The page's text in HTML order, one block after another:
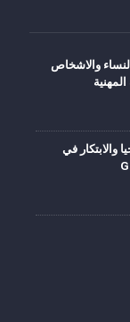
والاشخاص
والابتكار في